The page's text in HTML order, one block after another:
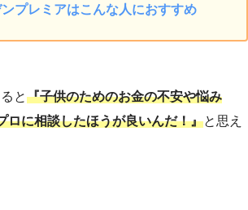
プレミアはこんな人におすすめ
と『子供のためのお金の不安や悩み
ロに相談したほうが良いんだ！』と思え